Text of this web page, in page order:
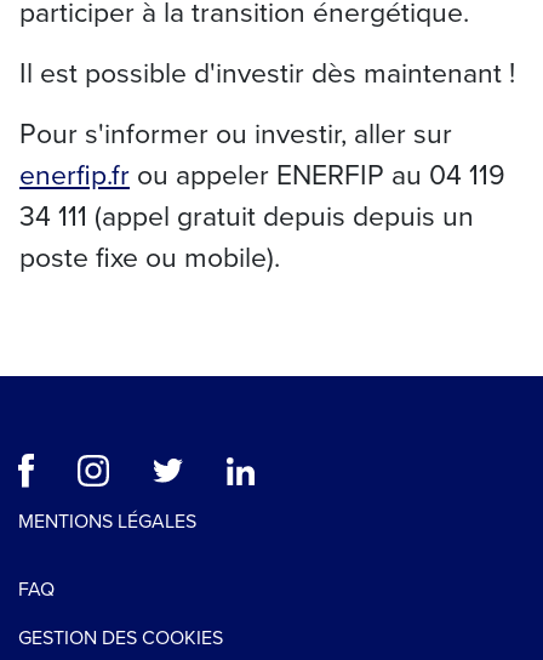
participer à la transition énergétique.
Il est possible d'investir dès maintenant !
Pour s'informer ou investir, aller sur
enerfip.fr ou appeler ENERFIP au 04 119
34 111 (appel gratuit depuis depuis un
poste fixe ou mobile).
MENTIONS LÉGALES
FAQ
GESTION DES COOKIES